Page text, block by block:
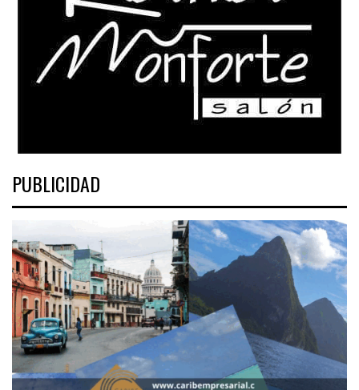
PUBLICIDAD